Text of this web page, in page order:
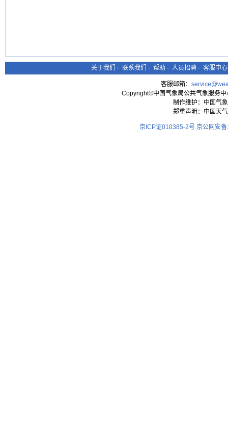
关于我们 - 联系我们 - 帮助 - 人员招聘 - 客服中心
客服邮箱：
Copyright©中国气象局公共气象服务
制作维护：中国气
郑重声明：中国天
京ICP证010385-2号 京公网安